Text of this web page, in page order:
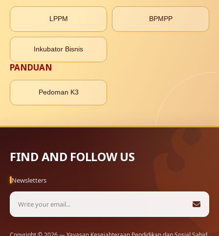
LPPM BPMPP
Inkubator Bisnis
PANDUAN
Pedoman K3
FIND AND FOLLOW US
Newsletters